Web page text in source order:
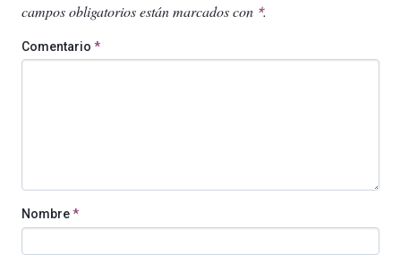
campos obligatorios están marcados con *.
Comentario *
Nombre*